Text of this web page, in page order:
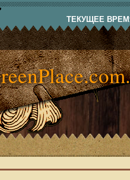
ТЕКУЩЕЕ